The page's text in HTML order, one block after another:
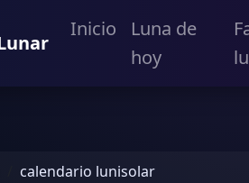
Inicio
Luna de
hoy
calendario lunisolar